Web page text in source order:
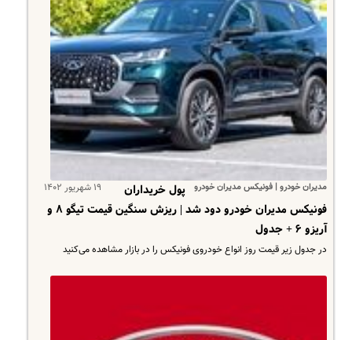
مدیران خودرو | فونیکس مدیران خودرو ۱۹ شهریور ۱۴۰۲
پول خریداران
فونیکس مدیران خودرو دود شد | ریزش سنگین قیمت تیگو ۸ و
آریزو ۶ + جدول
در جدول زیر قیمت روز انواع خودروی فونیکس را در بازار مشاهده می‌کنید